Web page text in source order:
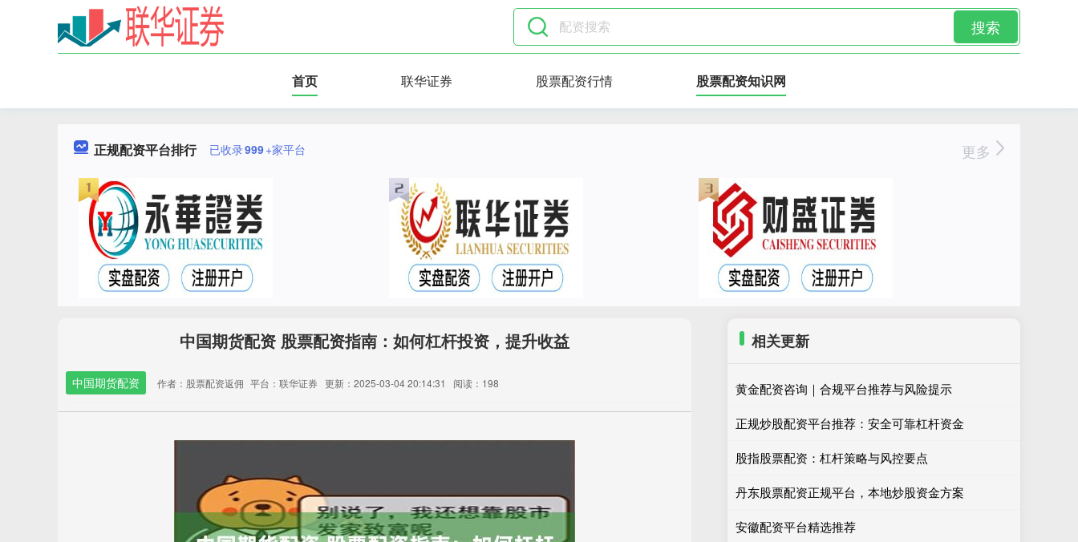
搜索
首页 联华证券 股票配资行情 股票配资知识网
正规配资平台排行 已收录999+家平台 更多
中国期货配资 股票配资指南：如何杠杆投资，提升收益
中国期货配资 作者：股票配资返佣 平台：联华证券 更新：2025-03-04 20:14:31 阅读：198
相关更新
黄金配资咨询｜合规平台推荐与风险提示
正规炒股配资平台推荐：安全可靠杠杆资金
股指股票配资：杠杆策略与风控要点
丹东股票配资正规平台，本地炒股资金方案
安徽配资平台精选推荐